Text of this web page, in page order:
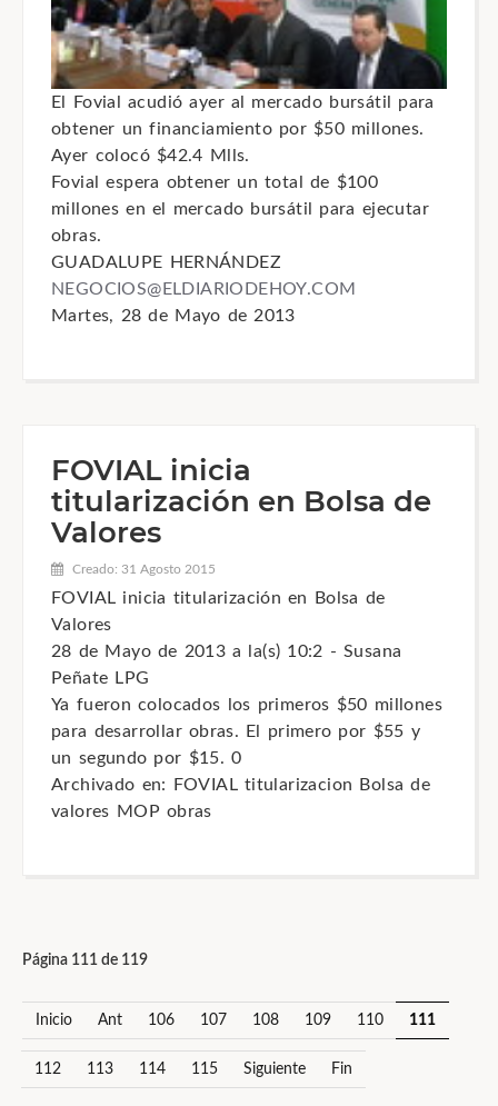
El Fovial acudió ayer al mercado bursátil para
obtener un financiamiento por $50 millones.
Ayer colocó $42.4 Mlls.
Fovial espera obtener un total de $100
millones en el mercado bursátil para ejecutar
obras.
GUADALUPE HERNÁNDEZ
NEGOCIOS@ELDIARIODEHOY.COM
Martes, 28 de Mayo de 2013
FOVIAL inicia
titularización en Bolsa de
Valores
Creado: 31 Agosto 2015
FOVIAL inicia titularización en Bolsa de
Valores
28 de Mayo de 2013 a la(s) 10:2 - Susana
Peñate LPG
Ya fueron colocados los primeros $50 millones
para desarrollar obras. El primero por $55 y
un segundo por $15. 0
Archivado en: FOVIAL titularizacion Bolsa de
valores MOP obras
Página 111 de 119
Inicio Ant 106 107 108 109 110 111
112 113 114 115 Siguiente Fin